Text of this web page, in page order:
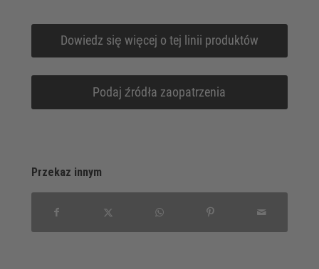
Dowiedz się więcej o tej linii produktów
Podaj źródła zaopatrzenia
Przekaz innym